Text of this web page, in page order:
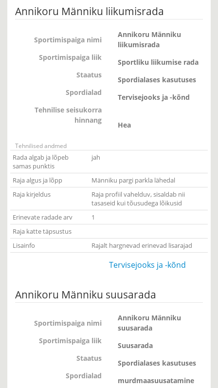
Annikoru Männiku liikumisrada
Sportimispaiga nimi
Annikoru Männiku
liikumisrada
Sportimispaiga liik
Sportliku liikumise rada
Staatus
Spordialases kasutuses
Spordialad
Tervisejooks ja -kõnd
Tehnilise seisukorra
hinnang
Hea
Tehnilised andmed
Rada algab ja lõpeb
samas punktis
jah
Raja algus ja lõpp
Männiku pargi parkla lähedal
Raja kirjeldus
Raja profiil vahelduv, sisaldab nii
tasaseid kui tõusudega lõikusid
Erinevate radade arv
1
Raja katte täpsustus
Lisainfo
Rajalt hargnevad erinevad lisarajad
Tervisejooks ja -kõnd
Annikoru Männiku suusarada
Sportimispaiga nimi
Annikoru Männiku
suusarada
Sportimispaiga liik
Suusarada
Staatus
Spordialases kasutuses
Spordialad
murdmaasuusatamine